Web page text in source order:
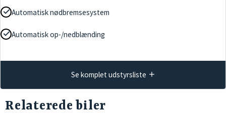
Automatisk nødbremsesystem
Automatisk op-/nedblænding
Se komplet udstyrsliste
Relaterede biler